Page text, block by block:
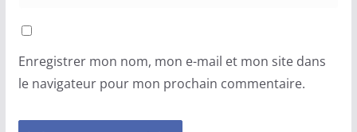
Enregistrer mon nom, mon e-mail et mon site dans
le navigateur pour mon prochain commentaire.